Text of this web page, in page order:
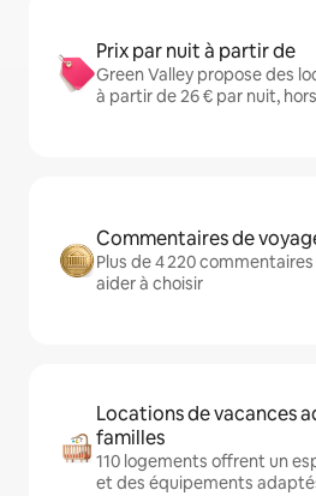
Prix par nuit à partir de
Green Valley propose des
à partir de 26 € par nuit,
Commentaires de
Plus de 4 220
aider à choisir
Locations de vacances
familles
110 logements offrent un
et des équipements